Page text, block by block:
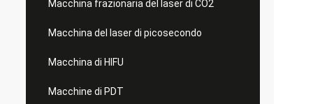
Macchina frazionaria del laser di CO2
Macchina del laser di picosecondo
Macchina di HIFU
Macchine di PDT